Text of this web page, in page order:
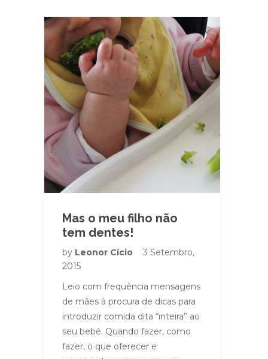
Mas o meu filho não
tem dentes!
by Leonor Cício
3 Setembro,
2015
Leio com frequência mensagens
de mães à procura de dicas para
introduzir comida dita “inteira” ao
seu bebé. Quando fazer, como
fazer, o que oferecer e